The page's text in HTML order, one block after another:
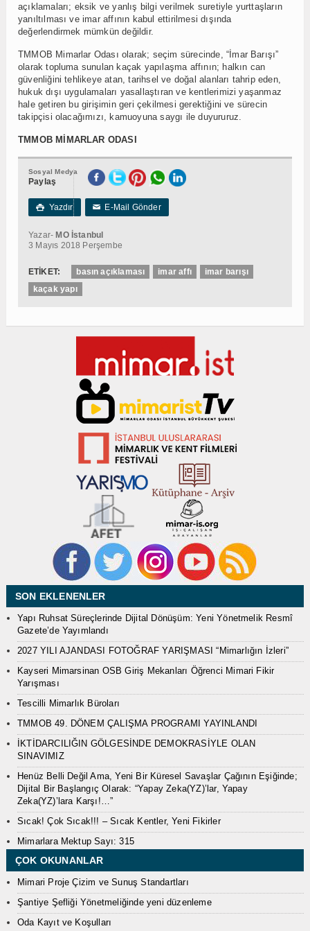
açıklamaları; eksik ve yanlış bilgi verilmek suretiyle yurttaşların
yanıltılması ve imar affının kabul ettirilmesi dışında
değerlendirmek mümkün değildir.
TMMOB Mimarlar Odası olarak; seçim sürecinde, “İmar Barışı”
olarak topluma sunulan kaçak yapılaşma affının; halkın can
güvenliğini tehlikeye atan, tarihsel ve doğal alanları tahrip eden,
hukuk dışı uygulamaları yasallaştıran ve kentlerimizi yaşanmaz
hale getiren bu girişimin geri çekilmesi gerektiğini ve sürecin
takipçisi olacağımızı, kamuoyuna saygı ile duyururuz.
TMMOB MİMARLAR ODASI
Sosyal Medya
Paylaş
 Yazdır ✉E-Mail Gönder
Yazar-MO İstanbul
3 Mayıs 2018 Perşembe
ETİKET: basın açıklaması imar affı
imar barışı
kaçak yapı
SON EKLENENLER
Yapı Ruhsat Süreçlerinde Dijital Dönüşüm: Yeni Yönetmelik Resmî
Gazete’de Yayımlandı
2027 YILI AJANDASI FOTOĞRAF YARIŞMASI “Mimarlığın İzleri”
Kayseri Mimarsinan OSB Giriş Mekanları Öğrenci Mimari Fikir
Yarışması
Tescilli Mimarlık Büroları
TMMOB 49. DÖNEM ÇALIŞMA PROGRAMI YAYINLANDI
İKTİDARCILIĞIN GÖLGESİNDE DEMOKRASİYLE OLAN
SINAVIMIZ
Henüz Belli Değil Ama, Yeni Bir Küresel Savaşlar Çağının Eşiğinde;
Dijital Bir Başlangıç Olarak: “Yapay Zeka(YZ)’lar, Yapay
Zeka(YZ)’lara Karşı!…”
Sıcak! Çok Sıcak!!! – Sıcak Kentler, Yeni Fikirler
Mimarlara Mektup Sayı: 315
ÇOK OKUNANLAR
Mimari Proje Çizim ve Sunuş Standartları
Şantiye Şefliği Yönetmeliğinde yeni düzenleme
Oda Kayıt ve Koşulları